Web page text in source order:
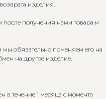
изделия.
после получения нами товара и
обязательно поменяем его на
на другое изделие.
в течение 1 месяца с момента